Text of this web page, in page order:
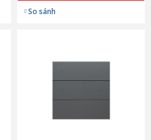
So sánh